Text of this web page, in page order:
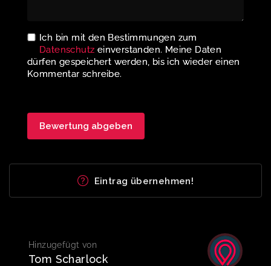
Ich bin mit den Bestimmungen zum
Datenschutz einverstanden. Meine Daten
dürfen gespeichert werden, bis ich wieder einen
Kommentar schreibe.
Eintrag übernehmen!
Hinzugefügt von
Tom Scharlock